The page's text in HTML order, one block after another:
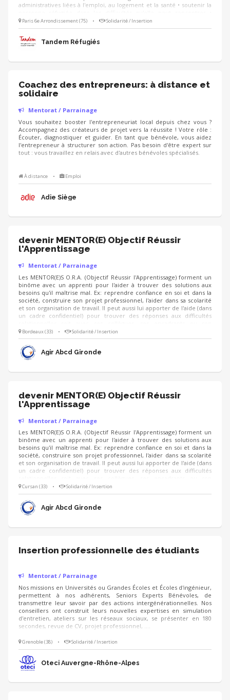
administratives liées à l'emploi, au logement et la santé • soutenir la
l'encourager dans sa prise d'autonomie et son intégration
Paris 6e Arrondissement (75) • Solidarité / Insertion
Tandem Réfugiés
Coachez des entrepreneurs: à distance et
solidaire
Mentorat / Parrainage
Vous souhaitez booster l'entrepreneuriat local depuis chez vous ?
Accompagnez des créateurs de projet vers la réussite ! Votre rôle :
Écouter, diagnostiquer et guider. En tant que bénévole, vous aidez
l'entrepreneur à structurer son action. Pas besoin d'être expert sur
tout : vous travaillez en relais avec d'autres bénévoles spécialisés.
À distance • Emploi
Adie Siège
devenir MENTOR(E) Objectif Réussir
l'Apprentissage
Mentorat / Parrainage
Les MENTOR(E)S O.R.A. (Objectif Réussir l'Apprentissage) forment un
binôme avec un apprenti pour l'aider à trouver des solutions aux
besoins qu'il maîtrise mal. Ex: reprendre confiance en soi et dans la
société, construire son projet professionnel, l'aider dans sa scolarité
et son organisation de travail. Il peut aussi lui apporter de l'aide (dans
un cadre confidentiel) pour trouver des réponses aux difficultés
employeur. Le mentor(e) peut l'accompagner pour retrouver un
contrat en cas de changement d'orientation. Publics visés: Tous des
Apprentis jusqu'à 29 ans (CFA/GRETA) concernés par une
problématique qu'il souhaite traiter.
Bordeaux (33) • Solidarité / Insertion
Agir Abcd Gironde
devenir MENTOR(E) Objectif Réussir
l'Apprentissage
Mentorat / Parrainage
Les MENTOR(E)S O.R.A. (Objectif Réussir l'Apprentissage) forment un
binôme avec un apprenti pour l'aider à trouver des solutions aux
besoins qu'il maîtrise mal. Ex: reprendre confiance en soi et dans la
société, construire son projet professionnel, l'aider dans sa scolarité
et son organisation de travail. Il peut aussi lui apporter de l'aide (dans
un cadre confidentiel) pour trouver des réponses aux difficultés
employeur. Le mentor(e) peut l'accompagner pour retrouver un
contrat en cas de changement d'orientation. Publics visés: Tous des
Apprentis jusqu'à 29 ans (CFA/GRETA) concernés par une
problématique qu'il souhaite traiter.
Cursan (33) • Solidarité / Insertion
Agir Abcd Gironde
Insertion professionnelle des étudiants
Mentorat / Parrainage
Nos missions en Universités ou Grandes Écoles et Écoles d'ingénieur,
permettent à nos adhérents, Seniors Experts Bénévoles, de
transmettre leur savoir par des actions intergénérationnelles. Nos
conseillers ont construit leurs nouvelles expertises en simulation
d'entretien, ateliers sur les réseaux sociaux, se présenter en 180
secondes, revue de CV, projet professionnel, ....
Grenoble (38) • Solidarité / Insertion
Oteci Auvergne-Rhône-Alpes